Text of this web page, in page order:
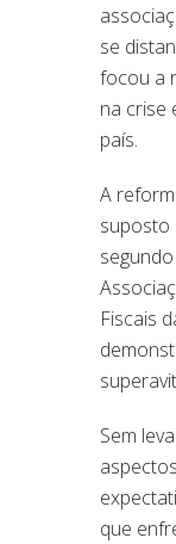
se
focou a
na crise
país.
A
suposto
Fiscais
Sem
que